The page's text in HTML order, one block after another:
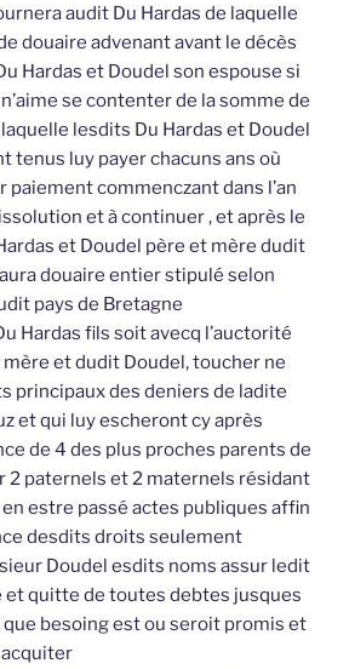
audit Du Hardas de laquelle
douaire advenant avant le décès
Hardas et Doudel son espouse si
se contenter de la somme de
lesdits Du Hardas et Doudel
tenus luy payer chacuns ans où
paiement commenczant dans l’an
et à continuer , et après le
et Doudel père et mère dudit
douaire entier stipulé selon
pays de Bretagne
Hardas fils soit avecq l’auctorité
et dudit Doudel, toucher ne
principaux des deniers de ladite
et qui luy escheront cy après
de 4 des plus proches parents de
2 paternels et 2 maternels résidant
estre passé actes publiques affin
desdits droits seulement
Doudel esdits noms assur ledit
et quitte de toutes debtes jusques
besoing est ou seroit promis et
acquiter